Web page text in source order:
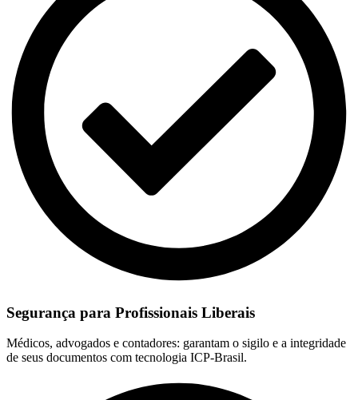
Segurança para Profissionais Liberais
Médicos, advogados e contadores: garantam o sigilo e a integridade
de seus documentos com tecnologia ICP-Brasil.